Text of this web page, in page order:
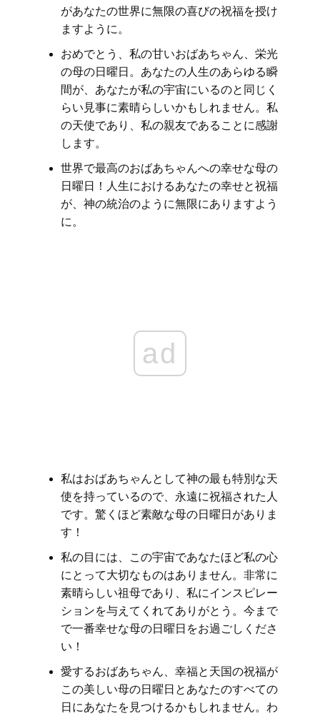
があなたの世界に無限の喜びの祝福を授け
ますように。
おめでとう、私の甘いおばあちゃん、栄光
の母の日曜日。あなたの人生のあらゆる瞬
間が、あなたが私の宇宙にいるのと同じく
らい見事に素晴らしいかもしれません。私
の天使であり、私の親友であることに感謝
します。
世界で最高のおばあちゃんへの幸せな母の
日曜日！人生におけるあなたの幸せと祝福
が、神の統治のように無限にありますよう
に。
ad
私はおばあちゃんとして神の最も特別な天
使を持っているので、永遠に祝福された人
です。驚くほど素敵な母の日曜日がありま
す！
私の目には、この宇宙であなたほど私の心
にとって大切なものはありません。非常に
素晴らしい祖母であり、私にインスピレー
ションを与えてくれてありがとう。今まで
で一番幸せな母の日曜日をお過ごしくださ
い！
愛するおばあちゃん、幸福と天国の祝福が
この美しい母の日曜日とあなたのすべての
日にあなたを見つけるかもしれません。わ